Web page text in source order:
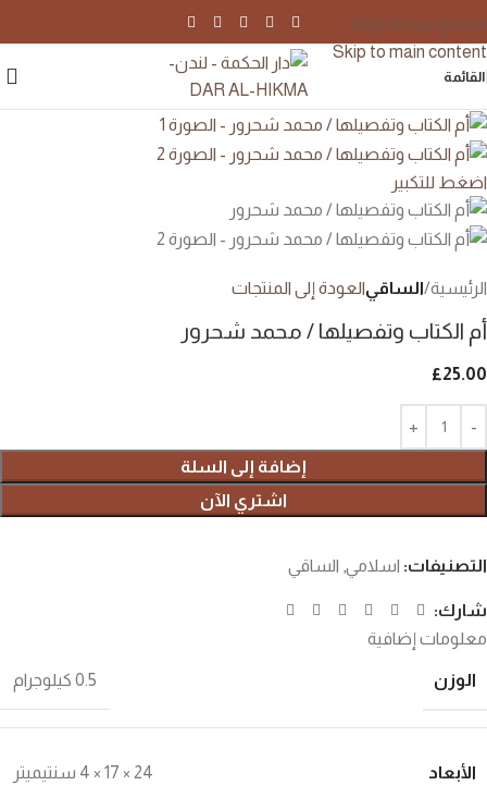
Skip to navigation
Skip to main content
القائمة
اضغط للتكبير
الرئيسية الساقيالعودة إلى المنتجات
أم الكتاب وتفصيلها / محمد شحرور
£25.00
إضافة إلى السلة
اشتري الآن
التصنيفات: اسلامي الساقي
شارك:
معلومات إضافية
الوزن 0.5 كيلوجرام
الأبعاد 24 × 17 × 4 سنتيميتر